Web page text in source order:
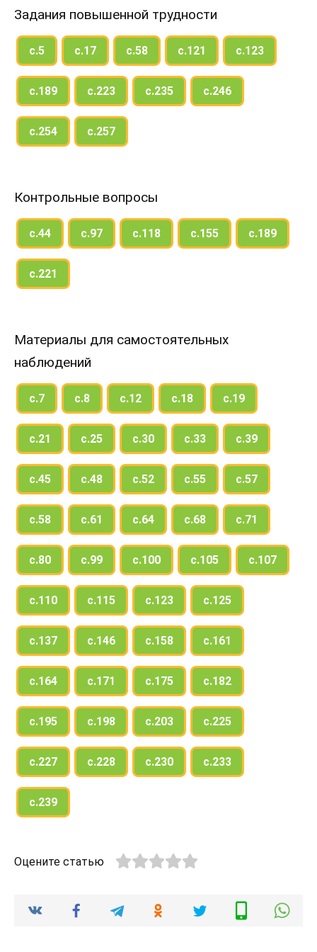
Задания повышенной трудности
с.5 с.17 с.58 с.121 с.123
с.189 с.223 с.235 с.246
с.254 с.257
Контрольные вопросы
с.44 с.97 с.118 с.155 с.189
с.221
Материалы для самостоятельных
наблюдений
с.7 с.8 с.12 с.18 с.19
с.21 с.25 с.30 с.33 с.39
с.45 с.48 с.52 с.55 с.57
с.58 с.61 с.64 с.68 с.71
с.80 с.99 с.100 с.105 с.107
с.110 с.115 с.123 с.125
с.137 с.146 с.158 с.161
с.164 с.171 с.175 с.182
с.195 с.198 с.203 с.225
с.227 с.228 с.230 с.233
с.239
Оцените статью